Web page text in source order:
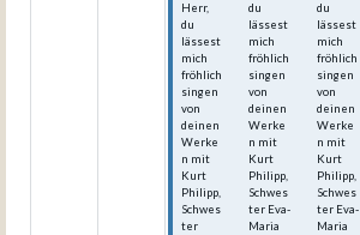
Herr,
du
lässest
mich
fröhlich
singen
von
deinen
Werke
n mit
Kurt
Philipp,
Schwes
ter
du
lässest
mich
fröhlich
singen
von
deinen
Werke
n mit
Kurt
Philipp,
Schwes
ter Eva-
Maria
du
lässest
mich
fröhlich
singen
von
deinen
Werke
n mit
Kurt
Philipp,
Schwes
ter Eva-
Maria